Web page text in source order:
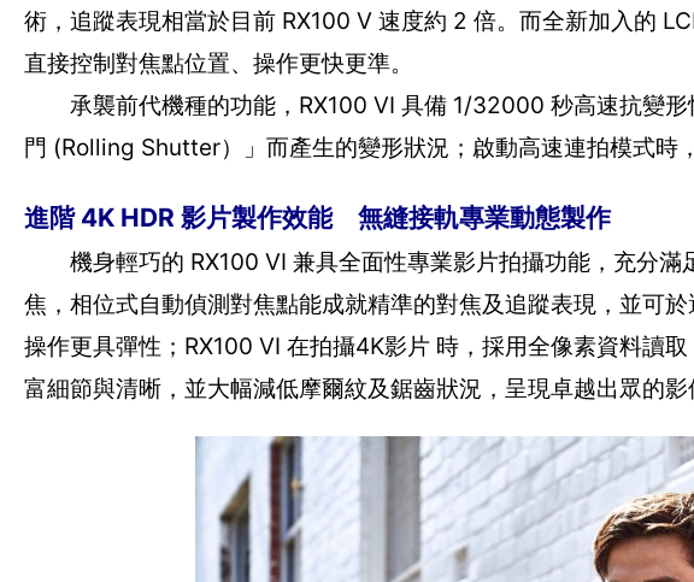
術，追蹤表現相當於目前 RX100 V 速度約 2 倍。而全新加入的
直接控制對焦點位置、操作更快更準。
承襲前代機種的功能，RX100 VI 具備 1/32000 秒高速抗變形
門 (Rolling Shutter）」而產生的變形狀況；啟動高速連拍模式時
進階 4K HDR 影片製作效能 無縫接軌專業動態製作
機身輕巧的 RX100 VI 兼具全面性專業影片拍攝功能，充分滿
焦，相位式自動偵測對焦點能成就精準的對焦及追蹤表現，並可
操作更具彈性；RX100 VI 在拍攝4K影片 時，採用全像素資料讀
富細節與清晰，並大幅減低摩爾紋及鋸齒狀況，呈現卓越出眾的影